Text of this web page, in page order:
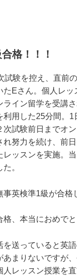
格！！！
試験を控え、直前
たEさん。個人レッ
ライン留学を受講
利用した25分間。1
次試験前日までオ
れ努力を続け、前
レッスンを実施。
。
事英検準1級が合格
、本当におめでと
を送っていると英
あまりないですが
人レッスン授業を